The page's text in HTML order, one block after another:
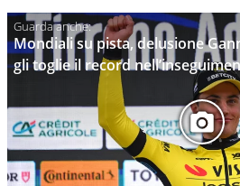
Mondiali su pista, delusione
gli toglie il record